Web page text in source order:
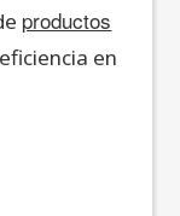
productos
en